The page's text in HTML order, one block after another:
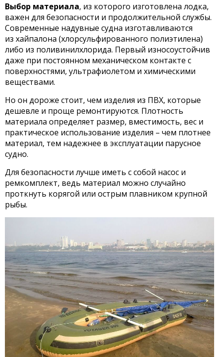
Выбор материала, из которого изготовлена лодка,
важен для безопасности и продолжительной службы.
Современные надувные судна изготавливаются
из хайпалона (хлорсульфированного полиэтилена)
либо из поливинилхлорида. Первый износоустойчив
даже при постоянном механическом контакте с
поверхностями, ультрафиолетом и химическими
веществами.
Но он дороже стоит, чем изделия из ПВХ, которые
дешевле и проще ремонтируются. Плотность
материала определяет размер, вместимость, вес и
практическое использование изделия – чем плотнее
материал, тем надежнее в эксплуатации парусное
судно.
Для безопасности лучше иметь с собой насос и
ремкомплект, ведь материал можно случайно
проткнуть корягой или острым плавником крупной
рыбы.